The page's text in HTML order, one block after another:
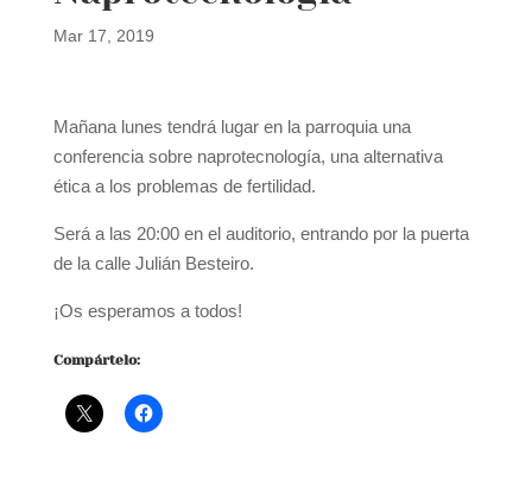
Mar 17, 2019
Mañana lunes tendrá lugar en la parroquia una
conferencia sobre naprotecnología, una alternativa
ética a los problemas de fertilidad.
Será a las 20:00 en el auditorio, entrando por la puerta
de la calle Julián Besteiro.
¡Os esperamos a todos!
Compártelo: